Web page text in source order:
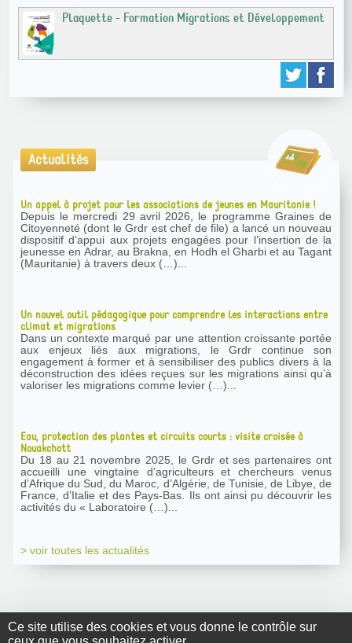
Ce site utilise des cookies et vous donne le contrôle sur
Plaquette - Formation Migrations et Développement
Actualités
Un appel à projet pour les associations de jeunes en Mauritanie !
Depuis le mercredi 29 avril 2026, le programme Graines de
Citoyenneté (dont le Grdr est chef de file) a lancé un nouveau
dispositif d’appui aux projets engagées pour l’insertion de la
jeunesse en Adrar, au Brakna, en Hodh el Gharbi et au Tagant
(Mauritanie) à travers deux (…)...
Un nouvel outil pédagogique pour comprendre les interactions entre
climat et migrations
Dans un contexte marqué par une attention croissante portée
aux enjeux liés aux migrations, le Grdr continue son
engagement à former et à sensibiliser des publics divers à la
déconstruction des idées reçues sur les migrations ainsi qu’à
valoriser les migrations comme levier (…)...
Eau, protection des plantes et circuits courts : visite croisée à
Nouakchott
Du 18 au 21 novembre 2025, le Grdr et ses partenaires ont
accueilli une vingtaine d’agriculteurs et chercheurs venus
d’Afrique du Sud, du Maroc, d’Algérie, de Tunisie, de Libye, de
France, d’Italie et des Pays-Bas. Ils ont ainsi pu découvrir les
activités du « Laboratoire (…)...
> voir toutes les actualités